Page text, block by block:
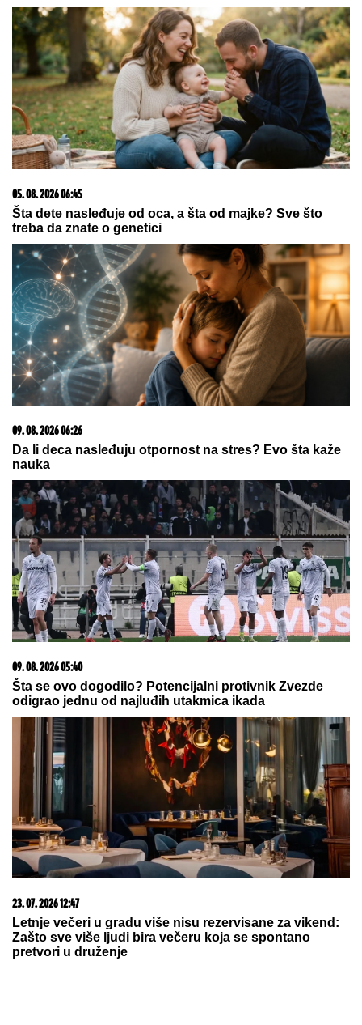
05. 08. 2026 06:45
Šta dete nasleđuje od oca, a šta od majke? Sve što
treba da znate o genetici
09. 08. 2026 06:26
Da li deca nasleđuju otpornost na stres? Evo šta kaže
nauka
09. 08. 2026 05:40
Šta se ovo dogodilo? Potencijalni protivnik Zvezde
odigrao jednu od najluđih utakmica ikada
23. 07. 2026 12:47
Letnje večeri u gradu više nisu rezervisane za vikend:
Zašto sve više ljudi bira večeru koja se spontano
pretvori u druženje